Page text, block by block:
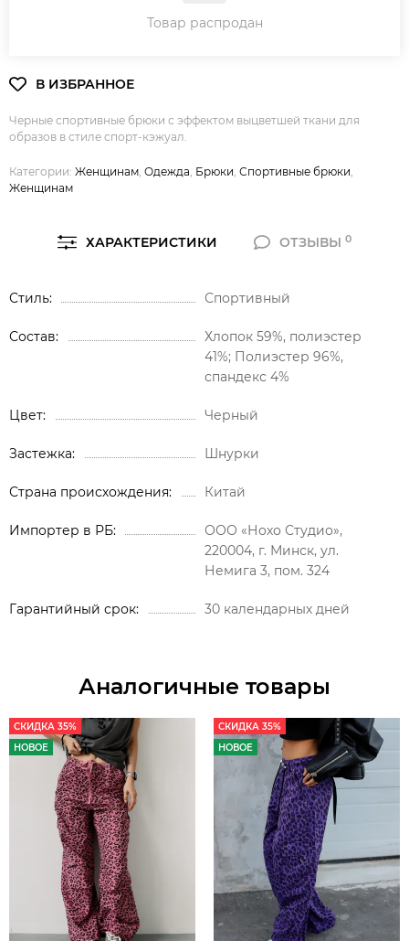
Товар распродан
Черные спортивные брюки с эффектом выцветшей ткани для
образов в стиле спорт-кэжуал.
Категории: Женщинам, Одежда, Брюки, Спортивные брюки,
Женщинам
ХАРАКТЕРИСТИКИ ОТЗЫВЫ0
Стиль Спортивный
Состав
Хлопок 59%, полиэстер
41%; Полиэстер 96%,
спандекс 4%
Цвет Черный
Застежка Шнурки
Страна происхождения Китай
Импортер в РБ
ООО «Нохо Студио»,
220004, г. Минск, ул.
Немига 3, пом. 324
Гарантийный срок 30 календарных дней
Аналогичные товары
СКИДКА 35%
НОВОЕ
СКИДКА 35%
НОВОЕ